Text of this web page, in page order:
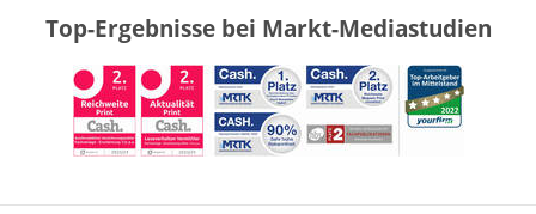
Top-Ergebnisse bei Markt-Mediastudien